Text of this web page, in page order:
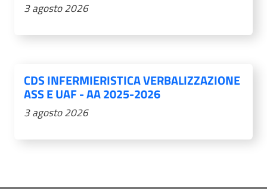
3 agosto 2026
CDS INFERMIERISTICA VERBALIZZAZIONE
ASS E UAF - AA 2025-2026
3 agosto 2026